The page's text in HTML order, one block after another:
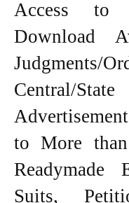
Access
Download
Central/
to More
Readymade
Suits,